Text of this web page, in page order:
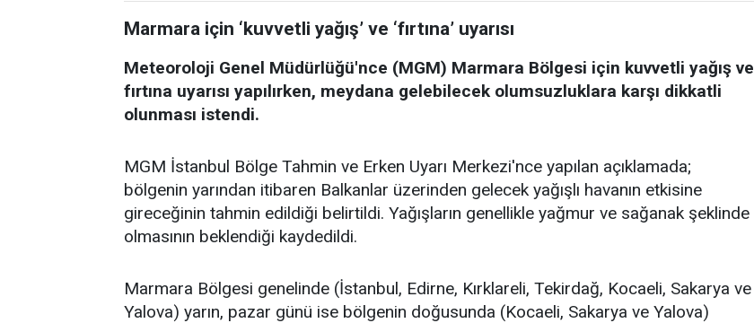
Marmara için ‘kuvvetli yağış’ ve ‘fırtına’ uyarısı
Meteoroloji Genel Müdürlüğü'nce (MGM) Marmara Bölgesi için kuvvetli yağış ve
fırtına uyarısı yapılırken, meydana gelebilecek olumsuzluklara karşı dikkatli
olunması istendi.
MGM İstanbul Bölge Tahmin ve Erken Uyarı Merkezi'nce yapılan açıklamada;
bölgenin yarından itibaren Balkanlar üzerinden gelecek yağışlı havanın etkisine
gireceğinin tahmin edildiği belirtildi. Yağışların genellikle yağmur ve sağanak şeklinde
olmasının beklendiği kaydedildi.
Marmara Bölgesi genelinde (İstanbul, Edirne, Kırklareli, Tekirdağ, Kocaeli, Sakarya ve
Yalova) yarın, pazar günü ise bölgenin doğusunda (Kocaeli, Sakarya ve Yalova)